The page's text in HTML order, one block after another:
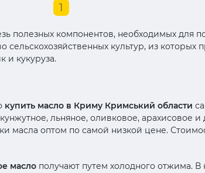
1
полезных компонентов, необходимых для
культур, из которых
и кукуруза.
купить масло в Криму Кримський области
льняное, оливковое, арахисовое
масла оптом по самой низкой цене.
масло получают путем холодного отжима.